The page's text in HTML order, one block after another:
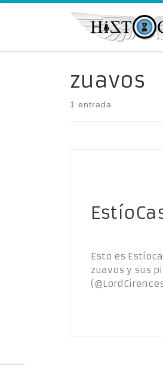
Saltar al contenido
zuavos
1 entrada
Esto es
zuavos y sus